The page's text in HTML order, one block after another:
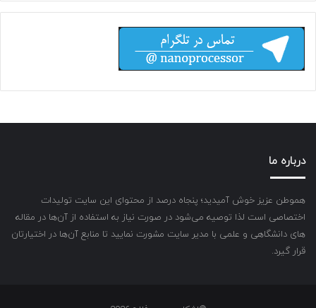
درباره ما
هموطن عزیز خوش آمیدید؛ پنجاه درصد از محتوای این سایت تولیدات
اختصاصی است لذا توصیه می‌شود در صورت نیاز به استفاده از آن‌ها در مقاله
های دانشگاهی و علمی با مدیر سایت مشورت نمایید تا منابع آن‌ها در اختیارتان
قرار گیرد.